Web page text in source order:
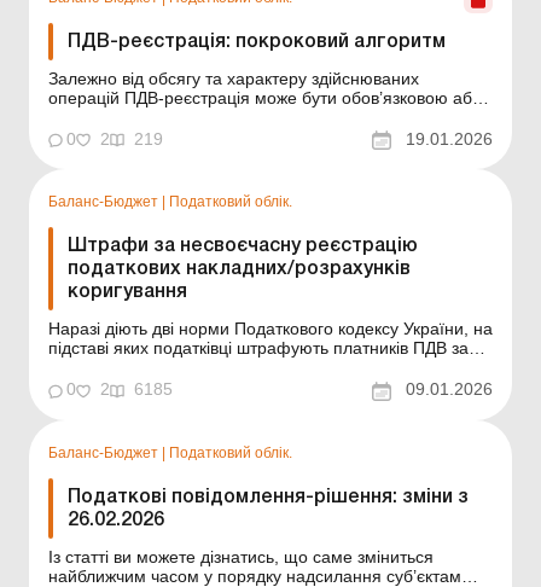
ПДВ-реєстрація: покроковий алгоритм
Залежно від обсягу та характеру здійснюваних
операцій ПДВ-реєстрація може бути обов’язковою або
постачань для обов’язкової ПДВ-реєстрації, які операції
при цьому враховуються, як впливають на розрахунок
0 2 219 19.01.2026
Баланс-Бюджет Податковий облік.
Штрафи за несвоєчасну реєстрацію
податкових накладних/розрахунків
коригування
Наразі діють дві норми Податкового кодексу України, на
підставі яких податківці штрафують платників ПДВ за
розрахунків коригування. Розглянемо порядок
застосування цих норм. Наразі діють дві норми
0 2 6185 09.01.2026
Баланс-Бюджет | Податковий облік.
Податкові повідомлення-рішення: зміни з
26.02.2026
Із статті ви можете дізнатись, що саме зміниться
найближчим часом у порядку надсилання суб’єктам